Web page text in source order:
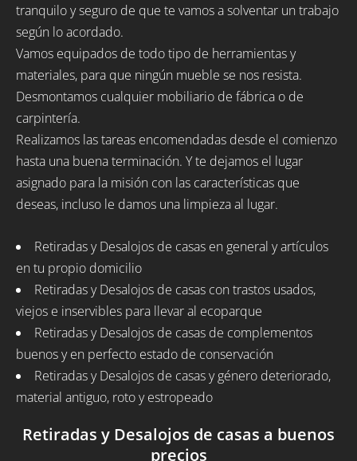
tranquilo y seguro de que te vamos a solventar un trabajo
según lo acordado.
Vamos equipados de todo tipo de herramientas y
materiales, para que ningún mueble se nos resista.
Desmontamos cualquier mobiliario de fábrica o de
carpintería.
Realizamos las tareas encomendadas desde el comienzo
hasta una buena terminación. Y te dejamos el lugar
asignado para la misión con las características que
deseas, incluso le damos una limpieza al lugar.
Retiradas y Desalojos de casas en general y artículos
en tu propio domicilio
Retiradas y Desalojos de casas con trastos usados,
viejos e inservibles para llevar al ecoparque
Retiradas y Desalojos de casas de complementos
buenos y en perfecto estado de conservación
Retiradas y Desalojos de casas y género deteriorado,
material antiguo, roto y estropeado
Retiradas y Desalojos de casas a buenos
precios